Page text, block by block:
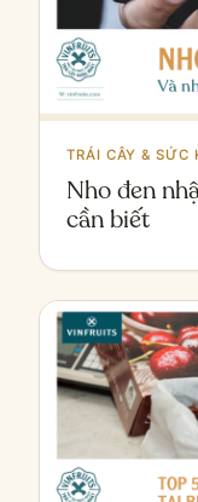
TRÁI CÂY & SỨC
Nho đen
cần biết